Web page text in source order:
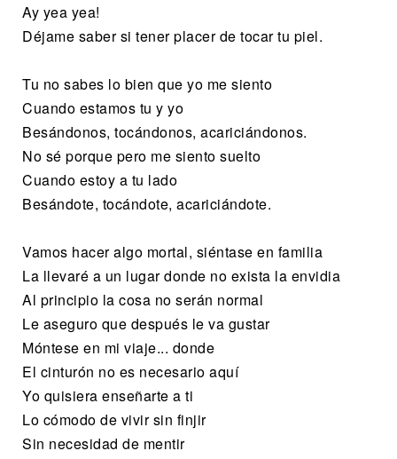
Ay yea yea!
Déjame saber si tener placer de tocar tu piel.
Tu no sabes lo bien que yo me siento
Cuando estamos tu y yo
Besándonos, tocándonos, acariciándonos.
No sé porque pero me siento suelto
Cuando estoy a tu lado
Besándote, tocándote, acariciándote.
Vamos hacer algo mortal, siéntase en familia
La llevaré a un lugar donde no exista la envidia
Al principio la cosa no serán normal
Le aseguro que después le va gustar
Móntese en mi viaje... donde
El cinturón no es necesario aquí
Yo quisiera enseñarte a ti
Lo cómodo de vivir sin finjir
Sin necesidad de mentir